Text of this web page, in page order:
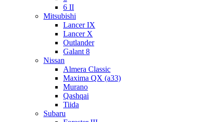
6 II
Mitsubishi
Lancer IX
Lancer X
Outlander
Galant 8
Nissan
Almera Classic
Maxima QX (a33)
Murano
Qashqai
Tiida
Subaru